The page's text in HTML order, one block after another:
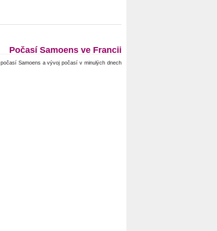
Počasí Samoens ve Francii
Samoens a vývoj počasí v minulých dnech